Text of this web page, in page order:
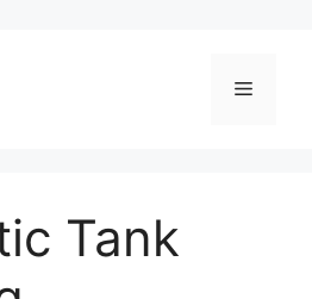
Menu
Tank